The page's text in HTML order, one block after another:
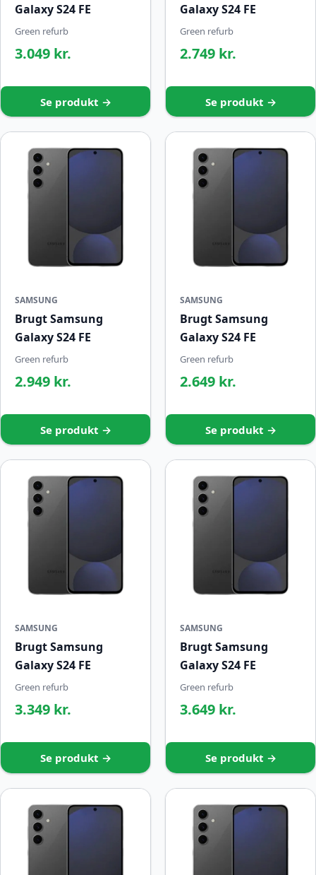
Galaxy S24 FE
Green refurb
3.049 kr.
Se produkt →
Galaxy S24 FE
Green refurb
2.749 kr.
Se produkt →
SAMSUNG
Brugt Samsung
Galaxy S24 FE
Green refurb
2.949 kr.
Se produkt →
SAMSUNG
Brugt Samsung
Galaxy S24 FE
Green refurb
2.649 kr.
Se produkt →
SAMSUNG
Brugt Samsung
Galaxy S24 FE
Green refurb
3.349 kr.
Se produkt →
SAMSUNG
Brugt Samsung
Galaxy S24 FE
Green refurb
3.649 kr.
Se produkt →